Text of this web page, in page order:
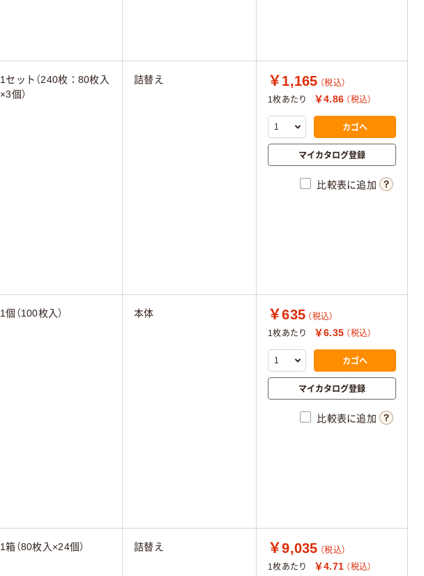
1セット（240枚：80枚入
×3個）
詰替え ￥1,165 （税込）
1枚あたり
￥4.86 （税込）
カゴへ
マイカタログ登録
比較表に追加
1個（100枚入） 本体 ￥635 （税込）
1枚あたり
￥6.35 （税込）
カゴへ
マイカタログ登録
比較表に追加
1箱（80枚入×24個） 詰替え ￥9,035 （税込）
1枚あたり
￥4.71 （税込）